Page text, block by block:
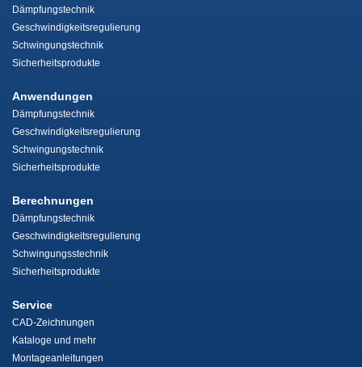
Dämpfungstechnik
Geschwindigkeitsregulierung
Schwingungstechnik
Sicherheitsprodukte
Anwendungen
Dämpfungstechnik
Geschwindigkeitsregulierung
Schwingungstechnik
Sicherheitsprodukte
Berechnungen
Dämpfungstechnik
Geschwindigkeitsregulierung
Schwingungsstechnik
Sicherheitsprodukte
Service
CAD-Zeichnungen
Kataloge und mehr
Montageanleitungen